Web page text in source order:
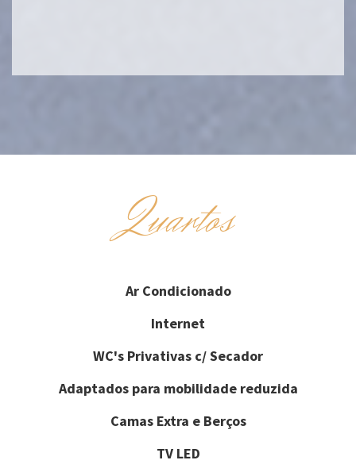
Quartos
Ar Condicionado
Internet
WC's Privativas c/ Secador
Adaptados para mobilidade reduzida
Camas Extra e Berços
TV LED